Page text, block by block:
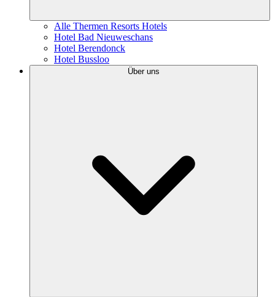
Alle Thermen Resorts Hotels
Hotel Bad Nieuweschans
Hotel Berendonck
Hotel Bussloo
Über uns